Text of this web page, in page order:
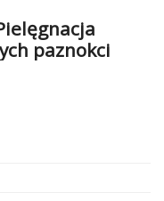
paznokci